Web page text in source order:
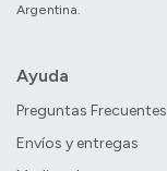
Argentina.
Ayuda
Preguntas Frecuentes
Envíos y entregas